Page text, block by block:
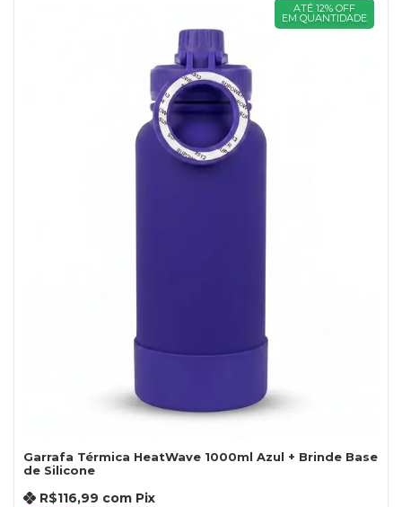
ATÉ 12% OFF
EM QUANTIDADE
Garrafa Térmica HeatWave 1000ml Azul + Brinde Base
de Silicone
R$116,99 com Pix